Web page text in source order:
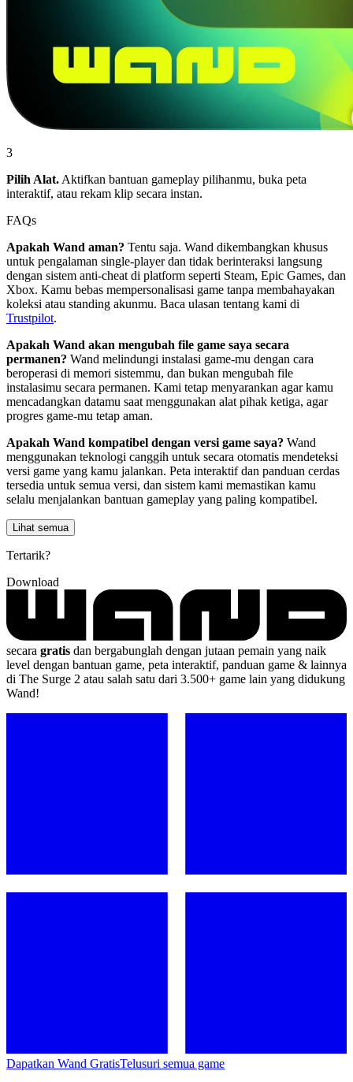
3
Pilih Alat. Aktifkan bantuan gameplay pilihanmu, buka peta
interaktif, atau rekam klip secara instan.
FAQs
Apakah Wand aman? Tentu saja. Wand dikembangkan khusus
untuk pengalaman single-player dan tidak berinteraksi langsung
dengan sistem anti-cheat di platform seperti Steam, Epic Games, dan
Xbox. Kamu bebas mempersonalisasi game tanpa membahayakan
koleksi atau standing akunmu. Baca ulasan tentang kami di
Trustpilot.
Apakah Wand akan mengubah file game saya secara
permanen? Wand melindungi instalasi game-mu dengan cara
beroperasi di memori sistemmu, dan bukan mengubah file
instalasimu secara permanen. Kami tetap menyarankan agar kamu
mencadangkan datamu saat menggunakan alat pihak ketiga, agar
progres game-mu tetap aman.
Apakah Wand kompatibel dengan versi game saya? Wand
menggunakan teknologi canggih untuk secara otomatis mendeteksi
versi game yang kamu jalankan. Peta interaktif dan panduan cerdas
tersedia untuk semua versi, dan sistem kami memastikan kamu
selalu menjalankan bantuan gameplay yang paling kompatibel.
Lihat semua
Tertarik?
Download
secara gratis dan bergabunglah dengan jutaan pemain yang naik
level dengan bantuan game, peta interaktif, panduan game & lainnya
di The Surge 2 atau salah satu dari 3.500+ game lain yang didukung
Wand!
Dapatkan Wand GratisTelusuri semua game